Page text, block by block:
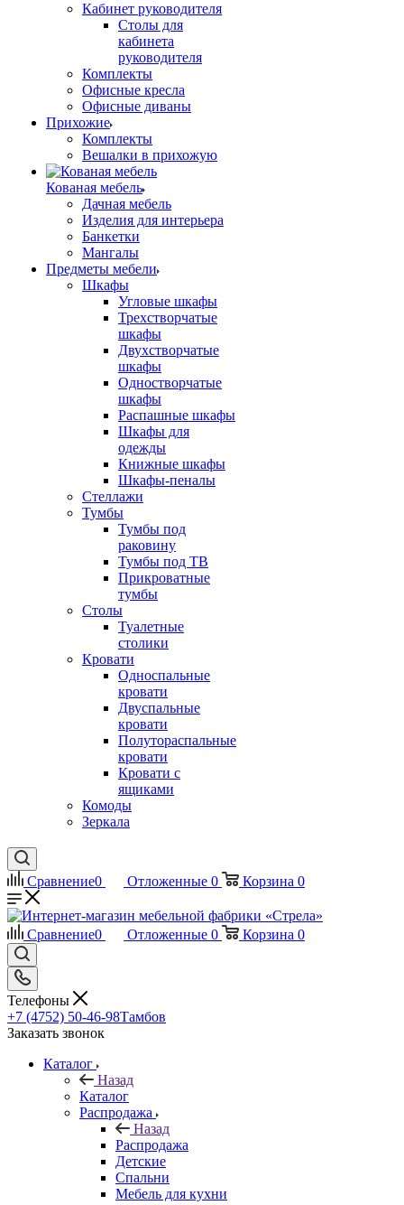
Кабинет руководителя
Столы для
кабинета
руководителя
Комплекты
Офисные кресла
Офисные диваны
Прихожие
Комплекты
Вешалки в прихожую
Кованая мебель
Дачная мебель
Изделия для интерьера
Банкетки
Мангалы
Предметы мебели
Шкафы
Угловые шкафы
Трехстворчатые
шкафы
Двухстворчатые
шкафы
Одностворчатые
шкафы
Распашные шкафы
Шкафы для
одежды
Книжные шкафы
Шкафы-пеналы
Стеллажи
Тумбы
Тумбы под
раковину
Тумбы под ТВ
Прикроватные
тумбы
Столы
Туалетные
столики
Кровати
Односпальные
кровати
Двуспальные
кровати
Полутораспальные
кровати
Кровати с
ящиками
Комоды
Зеркала
Сравнение0 Отложенные 0 Корзина 0
Сравнение0 Отложенные 0 Корзина 0
Телефоны
+7 (4752) 50-46-98Тамбов
Заказать звонок
Каталог
Назад
Каталог
Распродажа
Назад
Распродажа
Детские
Спальни
Мебель для кухни